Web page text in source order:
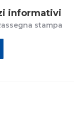
informativi
stampa